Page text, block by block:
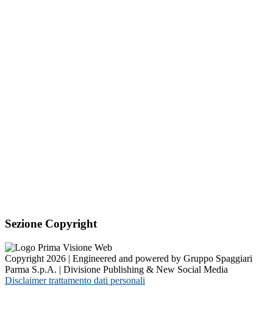
Sezione Copyright
Copyright 2026 | Engineered and powered by Gruppo Spaggiari
Parma S.p.A. | Divisione Publishing & New Social Media
Disclaimer trattamento dati personali